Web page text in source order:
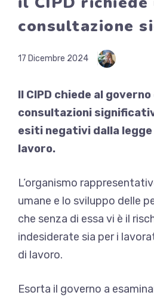
consultazione
17 Dicembre 2024
Il CIPD chiede al
consultazioni
esiti negativi dalla
lavoro.
L’organismo
umane e lo sviluppo delle
che senza di essa vi è il
indesiderate sia per i
di lavoro.
Esorta il governo a